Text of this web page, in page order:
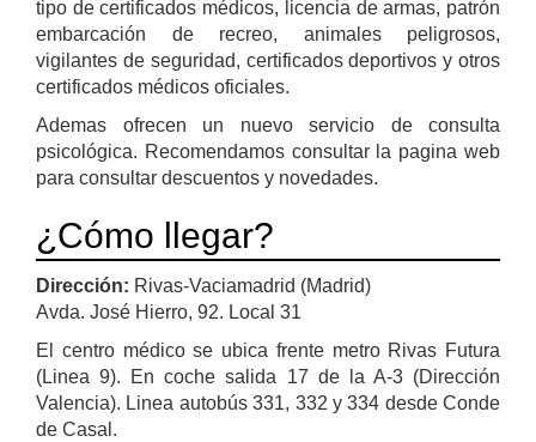
tipo de certificados médicos, licencia de armas, patrón
embarcación de recreo, animales peligrosos,
vigilantes de seguridad, certificados deportivos y otros
certificados médicos oficiales.
Ademas ofrecen un nuevo servicio de consulta
psicológica. Recomendamos consultar la pagina web
para consultar descuentos y novedades.
¿Cómo llegar?
Dirección: Rivas-Vaciamadrid (Madrid)
Avda. José Hierro, 92. Local 31
El centro médico se ubica frente metro Rivas Futura
(Linea 9). En coche salida 17 de la A-3 (Dirección
Valencia). Linea autobús 331, 332 y 334 desde Conde
de Casal.